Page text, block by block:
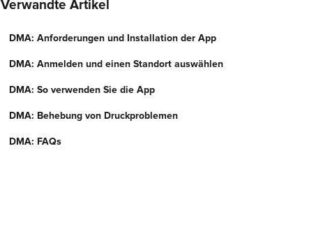
Verwandte Artikel
DMA: Anforderungen und Installation der App
DMA: Anmelden und einen Standort auswählen
DMA: So verwenden Sie die App
DMA: Behebung von Druckproblemen
DMA: FAQs